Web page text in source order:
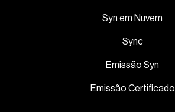
Syn em Nuvem
Sync
Emissão Syn
Emissão Certificado